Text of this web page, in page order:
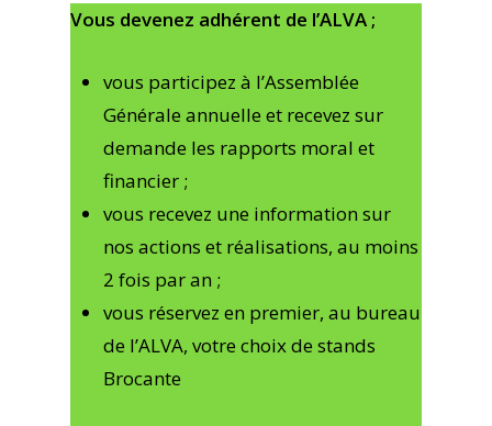
Vous devenez adhérent de l’ALVA ;
vous participez à l’Assemblée
Générale annuelle et recevez sur
demande les rapports moral et
financier ;
vous recevez une information sur
nos actions et réalisations, au moins
2 fois par an ;
vous réservez en premier, au bureau
de l’ALVA, votre choix de stands
Brocante